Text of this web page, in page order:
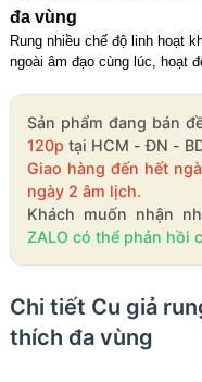
đa vùng
Rung nhiều chế độ linh hoạt
ngoài âm đạo cùng lúc, hoạt
Sản phẩm đang bán
120p tại HCM - ĐN -
Giao hàng đến hết
ngày 2 âm lịch.
Khách muốn nhận
ZALO có thể phản hồi
Chi tiết Cu giả
thích đa vùng